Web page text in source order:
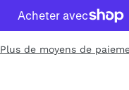
Plus de moyens de